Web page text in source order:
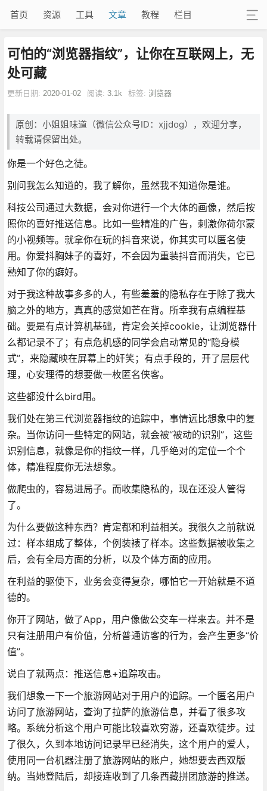
首页 资源 工具 文章 教程 栏目
可怕的“浏览器指纹”，让你在互联网上，无
处可藏
更新日期: 2020-01-02 阅读: 3.1k 标签: 浏览器
原创：小姐姐味道（微信公众号ID：xjjdog），欢迎分享，
转载请保留出处。
你是一个好色之徒。
别问我怎么知道的，我了解你，虽然我不知道你是谁。
科技公司通过大数据，会对你进行一个大体的画像，然后按
照你的喜好推送信息。比如一些精准的广告，刺激你荷尔蒙
的小视频等。就拿你在玩的抖音来说，你其实可以匿名使
用。你爱抖胸妹子的喜好，不会因为重装抖音而消失，它已
熟知了你的癖好。
对于我这种故事多多的人，有些羞羞的隐私存在于除了我大
脑之外的地方，真真的感觉如芒在背。所幸我有点编程基
础。要是有点计算机基础，肯定会关掉cookie，让浏览器什
么都记录不了；有点危机感的同学会启动常见的“隐身模
式”，来隐藏映在屏幕上的奸笑；有点手段的，开了层层代
理，心安理得的想要做一枚匿名侠客。
这些都没什么bird用。
我们处在第三代浏览器指纹的追踪中，事情远比想象中的复
杂。当你访问一些特定的网站，就会被“被动的识别”，这些
识别信息，就像是你的指纹一样，几乎绝对的定位一个个
体，精准程度你无法想象。
做爬虫的，容易进局子。而收集隐私的，现在还没人管得
了。
为什么要做这种东西？肯定都和利益相关。我很久之前就说
过：样本组成了整体，个例装裱了样本。这些数据被收集之
后，会有全局方面的分析，以及个体方面的应用。
在利益的驱使下，业务会变得复杂，哪怕它一开始就是不道
德的。
你开了网站，做了App，用户像做公交车一样来去。并不是
只有注册用户有价值，分析普通访客的行为，会产生更多“价
值”。
说白了就两点：推送信息+追踪攻击。
我们想象一下一个旅游网站对于用户的追踪。一个匿名用户
访问了旅游网站，查询了拉萨的旅游信息，并看了很多攻
略。系统分析这个用户可能比较喜欢穷游，还喜欢徒步。过
了很久，久到本地访问记录早已经消失，这个用户的爱人，
使用同一台机器注册了旅游网站的账户，她想要去西双版
纳。当她登陆后，却接连收到了几条西藏拼团旅游的推送。